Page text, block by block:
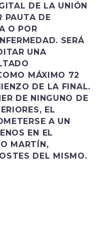
DE LA UNIÓN
PAUTA DE
O POR
SERÁ
UNA
MÁXIMO 72
DE LA FINAL.
DE NINGUNO DE
EL
A UN
EN EL
MARTÍN ,
DEL MISMO.